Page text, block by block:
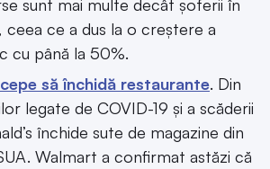
sunt mai multe decât șoferii în
ce a dus la o creștere a
cu până la 50%.
să închidă restaurante. Din
legate de COVID-19 și a scăderii
închide sute de magazine din
Walmart a confirmat astăzi că